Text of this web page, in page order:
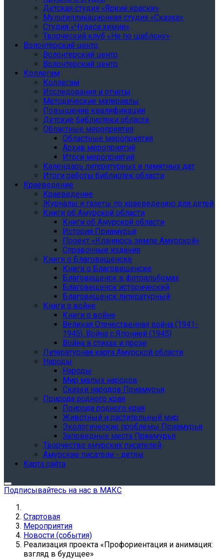
Детская студия «Яркие краски»
Мультипликационная студия «Сказка»
Студия «Чудеса химии»
Творческий клуб «Не по шаблону»
Волонтерский центр
Волонтерский центр
Волонтерский центр
Коллегам
Коллегам
Исследования и отчеты
Методические материалы
Повышение квалификации
Детские библиотеки области
Областные мероприятия
Областные мероприятия
Архив мероприятий
Итоги мероприятий
Календарь литературных и памятных дат
Итоги работы библиотек области
Краеведение
Краеведение
Журналы и газеты по краеведению для детей
Книги об Амурской области
Книги об Амурской области
История Приамурья
Проект «Кланяюсь земле Амурской»
Справочные издания
Книги о Благовещенске
Книги о Благовещенске
Благовещенск в фотоальбомах
Благовещенск исторический
Благовещенск литературный
Книги о войне
Книги о войне
Великая Отечественная война (1941-
1945). Война с Японией (1945)
Война в стихах и прозе
Литературная карта Амурской области
Народы
Народы
Мир малых народов
Сказки народов Приамурья
Природа родного края
Природа родного края
Животный и растительный мир
Экологические проблемы Приамурья
Заповедные места Приамурья
Творчество амурских писателей
Амурские писатели - детям
Карта сайта
Подписывайтесь на нас в МАКС
Стартовая
Мероприятия
Новости (события)
Реализация проекта «Профориентация и анимация:
взгляд в будущее»